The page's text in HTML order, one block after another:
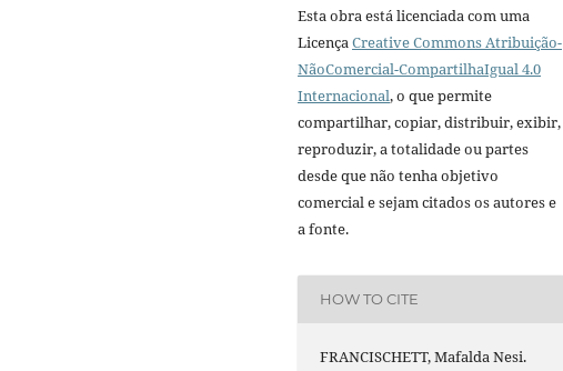
Esta obra está licenciada com uma
LicençaCreative Commons Atribuição-
NãoComercial-CompartilhaIgual 4.0
Internacional, o que permite
compartilhar, copiar, distribuir, exibir,
reproduzir, a totalidade ou partes
desde que não tenha objetivo
comercial e sejam citados os autores e
a fonte.
HOW TO CITE
FRANCISCHETT, Mafalda Nesi.